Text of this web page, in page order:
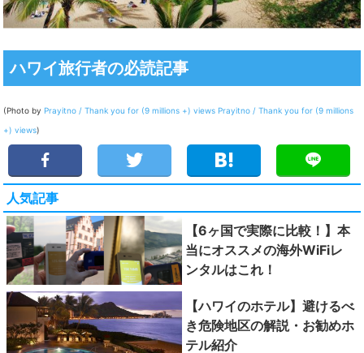
ハワイ旅行者の必読記事
(Photo by Prayitno / Thank you for (9 millions +) views Prayitno / Thank you for (9 millions
+) views)
人気記事
【6ヶ国で実際に比較！】本
当にオススメの海外WiFiレ
ンタルはこれ！
【ハワイのホテル】避けるべ
き危険地区の解説・お勧めホ
テル紹介